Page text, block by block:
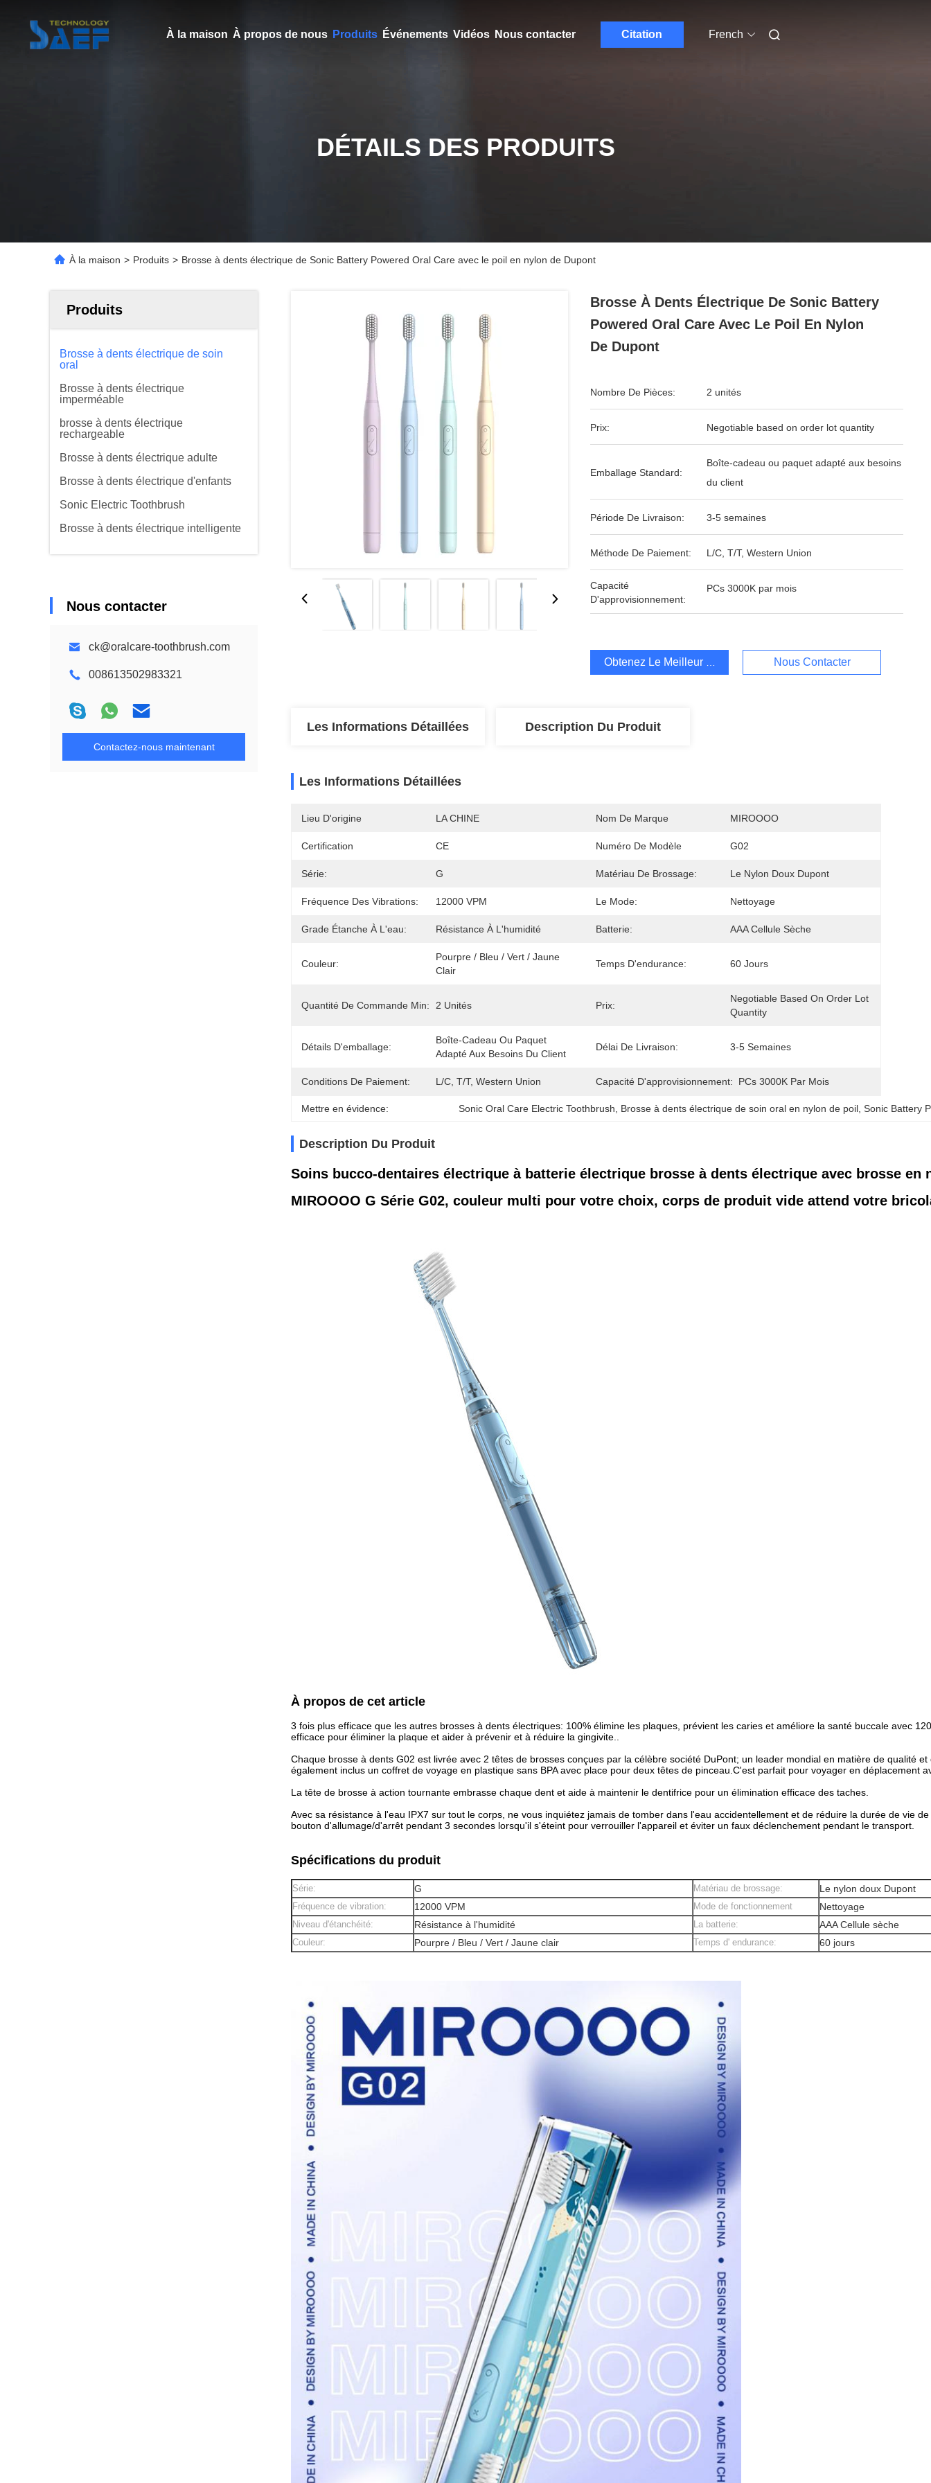
À la maison À propos de nous Produits Événements Vidéos Nous contacter Citation French
DÉTAILS DES PRODUITS
À la maison > Produits > Brosse à dents électrique de Sonic Battery Powered Oral Care avec le poil en nylon de Dupont
Produits
Brosse à dents électrique de soin
oral
Brosse à dents électrique
imperméable
brosse à dents électrique
rechargeable
Brosse à dents électrique adulte
Brosse à dents électrique d'enfants
Sonic Electric Toothbrush
Brosse à dents électrique intelligente
Nous contacter
ck@oralcare-toothbrush.com
008613502983321
Contactez-nous maintenant
Brosse À Dents Électrique De Sonic Battery
Powered Oral Care Avec Le Poil En Nylon
De Dupont
Nombre De Pièces: 2 unités
Prix: Negotiable based on order lot quantity
Emballage Standard:
Boîte-cadeau ou paquet adapté aux besoins
du client
Période De Livraison: 3-5 semaines
Méthode De Paiement: L/C, T/T, Western Union
Capacité
D'approvisionnement:
PCs 3000K par mois
Obtenez Le Meilleur Prix Nous Contacter
Les Informations Détaillées Description Du Produit
Les Informations Détaillées
Lieu D'origine LA CHINE Nom De Marque MIROOOO
Certification CE Numéro De Modèle G02
Série: G Matériau De Brossage: Le Nylon Doux Dupont
Fréquence Des Vibrations: 12000 VPM Le Mode: Nettoyage
Grade Étanche À L'eau: Résistance À L'humidité Batterie: AAA Cellule Sèche
Couleur:
Pourpre / Bleu / Vert / Jaune
Clair
Temps D'endurance: 60 Jours
Quantité De Commande Min: 2 Unités Prix:
Negotiable Based On Order Lot
Quantity
Détails D'emballage:
Boîte-Cadeau Ou Paquet
Adapté Aux Besoins Du Client
Délai De Livraison: 3-5 Semaines
Conditions De Paiement: L/C, T/T, Western Union Capacité D'approvisionnement: PCs 3000K Par Mois
Mettre en évidence: Sonic Oral Care Electric Toothbrush Brosse à dents électrique de soin oral en nylon de poil , Sonic Battery
Description Du Produit
Soins bucco-dentaires électrique à batterie électrique brosse à dents électrique avec brosse en
MIROOOO G Série G02, couleur multi pour votre choix, corps de produit vide attend votre
À propos de cet article
3 fois plus efficace que les autres brosses à dents électriques: 100% élimine les plaques, prévient les caries et améliore la santé buccale avec
efficace pour éliminer la plaque et aider à prévenir et à réduire la gingivite..
Chaque brosse à dents G02 est livrée avec 2 têtes de brosses conçues par la célèbre société DuPont; un leader mondial en matière de qualité
également inclus un coffret de voyage en plastique sans BPA avec place pour deux têtes de pinceau.C'est parfait pour voyager en déplacement
La tête de brosse à action tournante embrasse chaque dent et aide à maintenir le dentifrice pour un élimination efficace des taches.
Avec sa résistance à l'eau IPX7 sur tout le corps, ne vous inquiétez jamais de tomber dans l'eau accidentellement et de réduire la durée de vie
bouton d'allumage/d'arrêt pendant 3 secondes lorsqu'il s'éteint pour verrouiller l'appareil et éviter un faux déclenchement pendant le transport.
Spécifications du produit
Série: G Matériau de brossage: Le nylon doux Dupont
Fréquence de vibration: 12000 VPM Mode de fonctionnement Nettoyage
Niveau d'étanchéité: Résistance à l'humidité La batterie: AAA Cellule sèche
Couleur: Pourpre / Bleu / Vert / Jaune clair Temps d' endurance: 60 jours